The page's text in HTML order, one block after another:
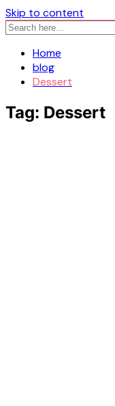
Skip to content
Home
blog
Dessert
Tag: Dessert